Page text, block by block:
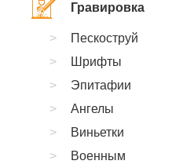
Гравировка
Пескоструй
Шрифты
Эпитафии
Ангелы
Виньетки
Военным